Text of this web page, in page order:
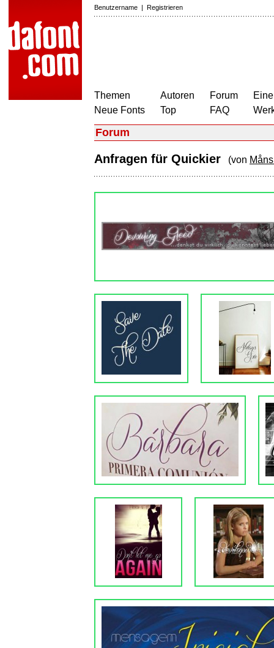
Benutzername | Registrieren
Themen
Neue Fonts
Autoren
Top
Forum
FAQ
Forum
Anfragen für Quickier (von